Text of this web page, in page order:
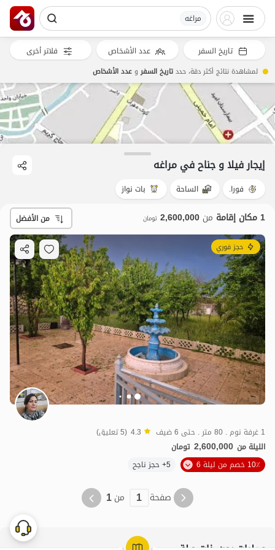
مراغه
إيجار فيلا و جناح في مراغه
فورا. الساحة بات نواز
1 مكان إقامة من 2,600,000 تومان من الأفضل
حجز فوري
1 غرفة نوم . 80 متر . حتى 6 ضيف 4.3 (5 تعليق)
الليلة من 2,600,000 تومان
10٪ خصم من ليلة 6
5+ حجز ناجح
صفحة 1 من1
تاريخ السفر عدد الأشخاص فلاتر أخرى
لمشاهدة نتائج أكثر دقة، حددتاريخ السفروعدد الأشخاص